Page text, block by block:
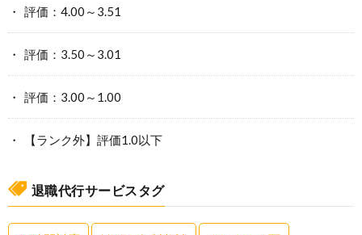
評価：4.00～3.51
評価：3.50～3.01
評価：3.00～1.00
【ランク外】評価1.0以下
退職代行サービスタグ